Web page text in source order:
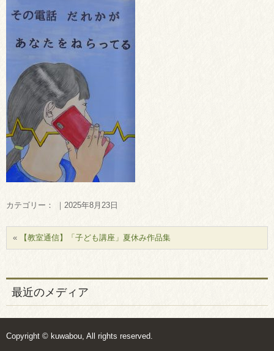
カテゴリー： ｜2025年8月23日
« 【教室通信】「子ども講座」夏休み作品集
最近のメディア
Copyright © kuwabou, All rights reserved.